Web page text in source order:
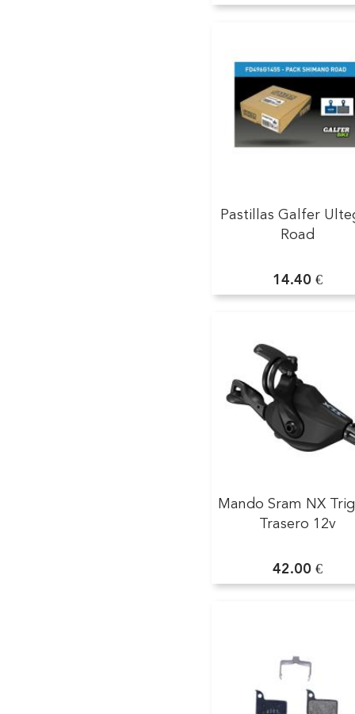
Pastillas Galfer
Road
14.40 €
Mando Sram NX
Trasero 12v
42.00 €